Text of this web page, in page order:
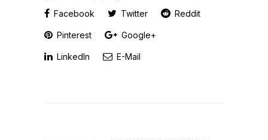
Facebook
Twitter Reddit
Pinterest Google+
LinkedIn E-Mail